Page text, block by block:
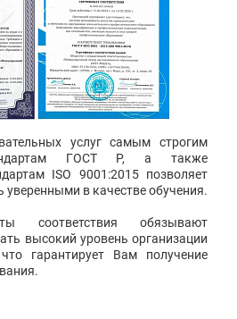
услуг самым строгим
ГОСТ Р, а также
ISO 9001:2015 позволяет
в качестве обучения.
соответствия обязывают
высокий уровень организации
гарантирует Вам получение